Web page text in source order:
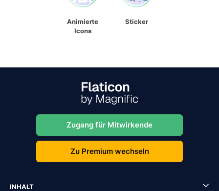
Animierte
Icons
Sticker
Zugang für Mitwirkende
Zu Premium wechseln
INHALT